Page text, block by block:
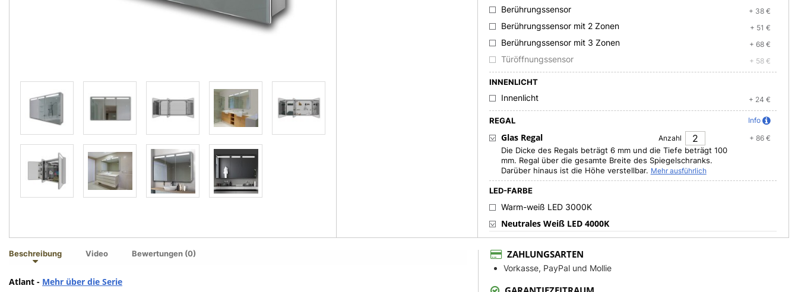
Berührungssensor + 38 €
Berührungssensor mit 2 Zonen + 51 €
Berührungssensor mit 3 Zonen + 68 €
Türöffnungssensor + 58 €
INNENLICHT
Innenlicht + 24 €
REGAL Info
Glas Regal Anzahl + 86 €
Die Dicke des Regals beträgt 6 mm und die Tiefe beträgt 100
mm. Regal über die gesamte Breite des Spiegelschranks.
Darüber hinaus ist die Höhe verstellbar. Mehr ausführlich
LED-FARBE
Warm-weiß LED 3000K
Neutrales Weiß LED 4000K
Neutrales weißes LED-Licht.
Kalt-weiß LED 6000K
Einstellbare weiße LED-Farbe
Beschreibung Video Bewertungen (0)
Atlant - Mehr über die Serie
ZAHLUNGSARTEN
Vorkasse, PayPal und Mollie